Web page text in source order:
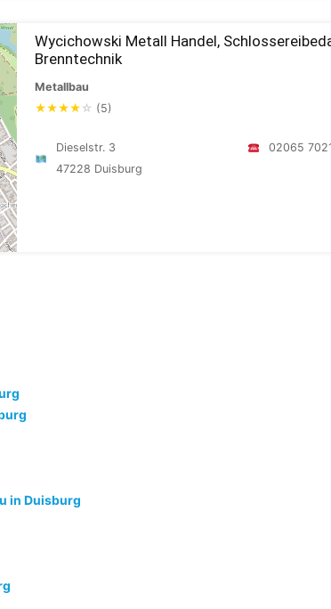
Wycichowski Metall Handel,
Brenntechnik
Metallbau
★★★★ ☆ (5)
Dieselstr. 3
47228 Duisburg
02065
in Duisburg